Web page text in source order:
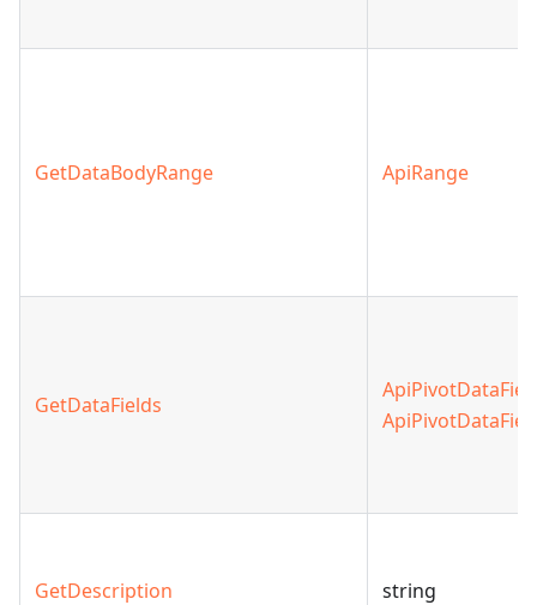
GetDataBodyRange ApiRange
GetDataFields
GetDescription string